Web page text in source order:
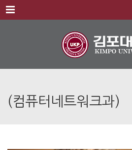
Menu
(컴퓨터네트워크과)